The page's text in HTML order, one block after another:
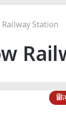
Station